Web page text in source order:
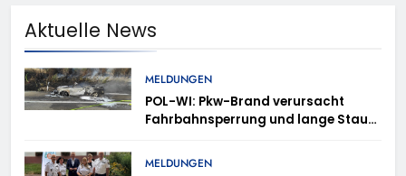
Aktuelle News
MELDUNGEN
POL-WI: Pkw-Brand verursacht
Fahrbahnsperrung und lange Staus
MELDUNGEN